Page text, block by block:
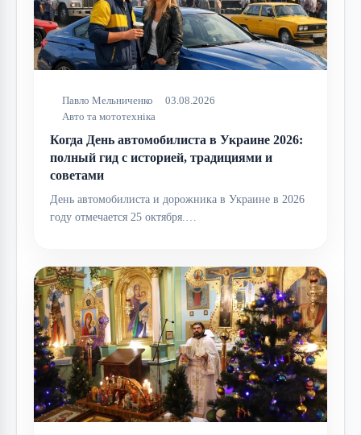
Павло Мельниченко
03.08.2026
Авто та мототехніка
Когда День автомобилиста в Украине 2026:
полный гид с историей, традициями и
советами
День автомобилиста и дорожника в Украине в 2026
году отмечается 25 октября.…